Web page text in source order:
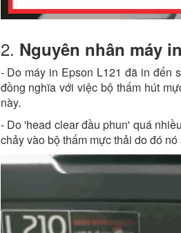
2. Nguyên nhân máy
- Do máy in Epson L121 đã in đến
đồng nghĩa với việc bộ thấm hút
này.
- Do 'head clear đầu phun' quá
chảy vào bộ thấm mực thải do đó